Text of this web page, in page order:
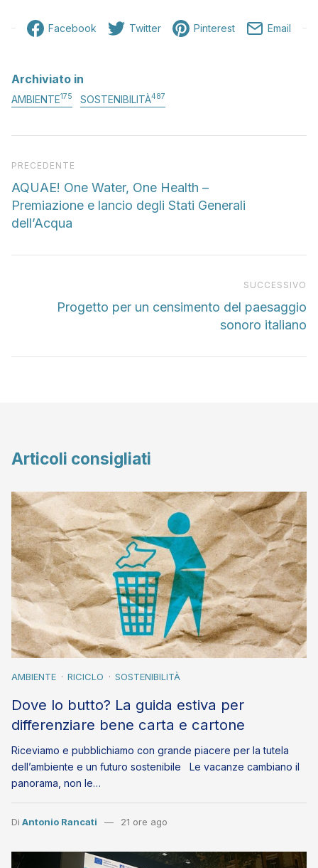
Facebook Twitter Pinterest Email
Archiviato in
AMBIENTE175 SOSTENIBILITÀ487
Articolo precedente
PRECEDENTE
AQUAE! One Water, One Health –
Premiazione e lancio degli Stati Generali
dell’Acqua
SUCCESSIVO
Progetto per un censimento del paesaggio
sonoro italiano
Articoli consigliati
AMBIENTE RICICLO SOSTENIBILITÀ
Dove lo butto? La guida estiva per
differenziare bene carta e cartone
Riceviamo e pubblichiamo con grande piacere per la tutela
dell’ambiente e un futuro sostenibile Le vacanze cambiano il
panorama, non le…
Di Antonio Rancati 21 ore ago